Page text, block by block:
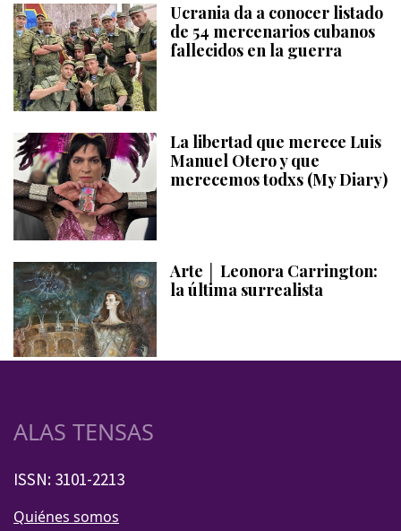
Ucrania da a conocer listado
de 54 mercenarios cubanos
fallecidos en la guerra
La libertad que merece Luis
Manuel Otero y que
merecemos todxs (My Diary)
Arte │ Leonora Carrington:
la última surrealista
ALAS TENSAS
ISSN: 3101-2213
Quiénes somos